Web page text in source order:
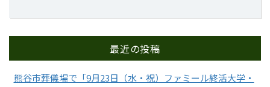
最近の投稿
熊谷市葬儀場で「9月23日（水・祝）ファミール終活大学・